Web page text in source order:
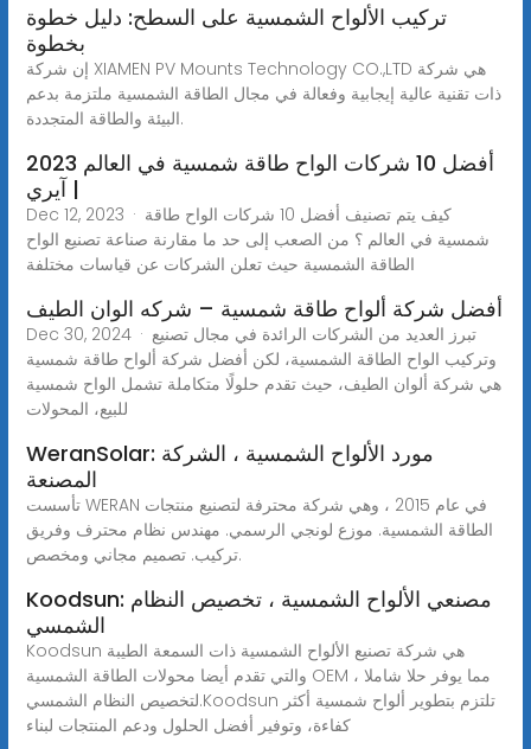
تركيب الألواح الشمسية على السطح: دليل خطوة
بخطوة
إن شركة XIAMEN PV Mounts Technology CO.,LTD هي شركة
ذات تقنية عالية إيجابية وفعالة في مجال الطاقة الشمسية ملتزمة بدعم
البيئة والطاقة المتجددة.
أفضل 10 شركات الواح طاقة شمسية في العالم 2023
| آيري
Dec 12, 2023 · كيف يتم تصنيف أفضل 10 شركات الواح طاقة
شمسية في العالم ؟ من الصعب إلى حد ما مقارنة صناعة تصنيع الواح
الطاقة الشمسية حيث تعلن الشركات عن قياسات مختلفة
أفضل شركة ألواح طاقة شمسية – شركه الوان الطيف
Dec 30, 2024 · تبرز العديد من الشركات الرائدة في مجال تصنيع
وتركيب الواح الطاقة الشمسية، لكن أفضل شركة ألواح طاقة شمسية
هي شركة ألوان الطيف، حيث تقدم حلولًا متكاملة تشمل الواح شمسية
للبيع، المحولات
WeranSolar: مورد الألواح الشمسية ، الشركة
المصنعة
تأسست WERAN في عام 2015 ، وهي شركة محترفة لتصنيع منتجات
الطاقة الشمسية. موزع لونجي الرسمي. مهندس نظام محترف وفريق
تركيب. تصميم مجاني ومخصص.
Koodsun: مصنعي الألواح الشمسية ، تخصيص النظام
الشمسي
Koodsun هي شركة تصنيع الألواح الشمسية ذات السمعة الطيبة
والتي تقدم أيضا محولات الطاقة الشمسية OEM ، مما يوفر حلا شاملا
لتخصيص النظام الشمسي.Koodsun تلتزم بتطوير ألواح شمسية أكثر
كفاءة، وتوفير أفضل الحلول ودعم المنتجات لبناء